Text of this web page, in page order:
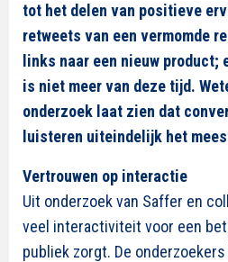
tot het delen van positieve
retweets van een vermomde
links naar een nieuw product;
is niet meer van deze tijd.
onderzoek laat zien dat
luisteren uiteindelijk het
Vertrouwen op interactie
Uit onderzoek van Saffer en
veel interactiviteit voor een
publiek zorgt. De